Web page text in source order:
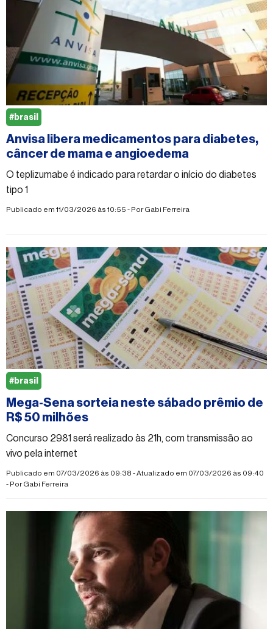
Anvisa libera medicamentos para diabetes,
câncer de mama e angioedema
O teplizumabe é indicado para retardar o início do diabetes
tipo 1
Publicado em 11/03/2026 às 10:55 - PorGabi Ferreira
#brasil
Mega-Sena sorteia neste sábado prêmio de
R$ 50 milhões
Concurso 2981 será realizado às 21h, com transmissão ao
vivo pela internet
Publicado em 07/03/2026 às 09:38 - Atualizado em 07/03/2026 às 09:40
- PorGabi Ferreira
#brasil